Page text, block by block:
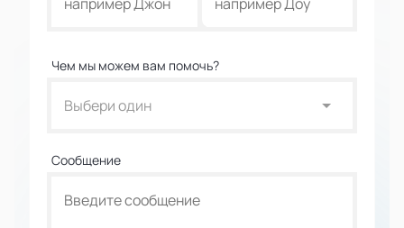
Чем мы можем вам помочь?
Выбери один
Сообщение